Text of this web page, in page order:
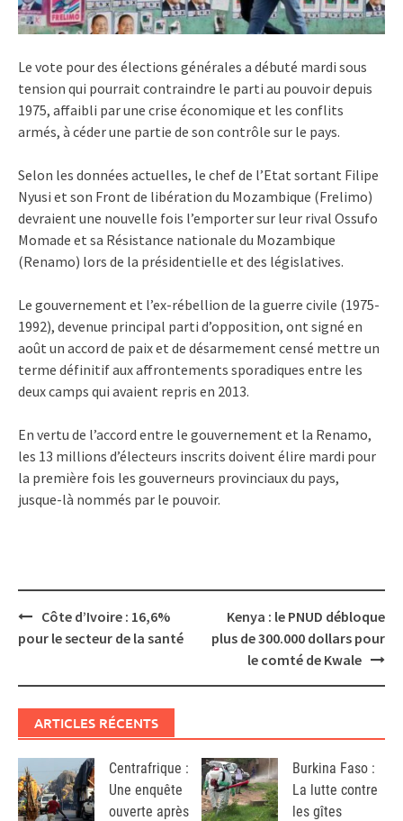
Le vote pour des élections générales a débuté mardi sous
tension qui pourrait contraindre le parti au pouvoir depuis
1975, affaibli par une crise économique et les conflits
armés, à céder une partie de son contrôle sur le pays.
Selon les données actuelles, le chef de l’Etat sortant Filipe
Nyusi et son Front de libération du Mozambique (Frelimo)
devraient une nouvelle fois l’emporter sur leur rival Ossufo
Momade et sa Résistance nationale du Mozambique
(Renamo) lors de la présidentielle et des législatives.
Le gouvernement et l’ex-rébellion de la guerre civile (1975-
1992), devenue principal parti d’opposition, ont signé en
août un accord de paix et de désarmement censé mettre un
terme définitif aux affrontements sporadiques entre les
deux camps qui avaient repris en 2013.
En vertu de l’accord entre le gouvernement et la Renamo,
les 13 millions d’électeurs inscrits doivent élire mardi pour
la première fois les gouverneurs provinciaux du pays,
jusque-là nommés par le pouvoir.
Post
navigation
Côte d’Ivoire : 16,6%
pour le secteur de la santé
Kenya : le PNUD débloque
plus de 300.000 dollars pour
le comté de Kwale
ARTICLES RÉCENTS
Centrafrique :
Une enquête
ouverte après
Burkina Faso :
La lutte contre
les gîtes